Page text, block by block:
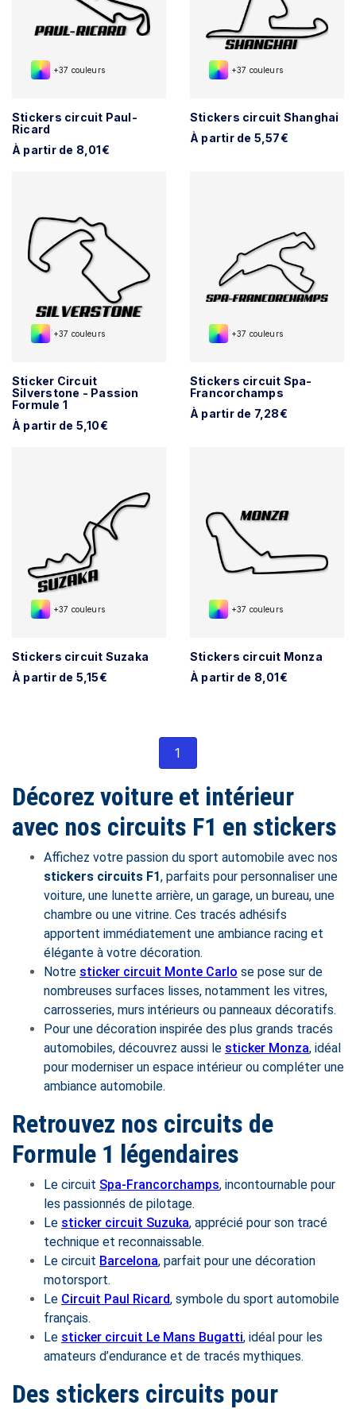
+37 couleurs
Stickers circuit Paul-
Ricard
À partir de 8,01€
+37 couleurs
Stickers circuit Shanghai
À partir de 5,57€
+37 couleurs
Sticker Circuit
Silverstone - Passion
Formule 1
À partir de 5,10€
+37 couleurs
Stickers circuit Spa-
Francorchamps
À partir de 7,28€
+37 couleurs
Stickers circuit Suzaka
À partir de 5,15€
+37 couleurs
Stickers circuit Monza
À partir de 8,01€
1
Décorez voiture et intérieur
avec nos circuits F1 en stickers
Affichez votre passion du sport automobile avec nos
stickers circuits F1, parfaits pour personnaliser une
voiture, une lunette arrière, un garage, un bureau, une
chambre ou une vitrine. Ces tracés adhésifs
apportent immédiatement une ambiance racing et
élégante à votre décoration.
Notre sticker circuit Monte Carlo se pose sur de
nombreuses surfaces lisses, notamment les vitres,
carrosseries, murs intérieurs ou panneaux décoratifs.
Pour une décoration inspirée des plus grands tracés
automobiles, découvrez aussi le sticker Monza, idéal
pour moderniser un espace intérieur ou compléter une
ambiance automobile.
Retrouvez nos circuits de
Formule 1 légendaires
Le circuit Spa-Francorchamps, incontournable pour
les passionnés de pilotage.
Le sticker circuit Suzuka, apprécié pour son tracé
technique et reconnaissable.
Le circuit Barcelona, parfait pour une décoration
motorsport.
Le Circuit Paul Ricard, symbole du sport automobile
français.
Le sticker circuit Le Mans Bugatti, idéal pour les
amateurs d’endurance et de tracés mythiques.
Des stickers circuits pour